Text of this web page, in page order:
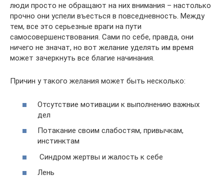
люди просто не обращают на них внимания – настолько
прочно они успели въесться в повседневность. Между
тем, все это серьезные враги на пути
самосовершенствования. Сами по себе, правда, они
ничего не значат, но вот желание уделять им время
может зачеркнуть все благие начинания.
Причин у такого желания может быть несколько:
Отсутствие мотивации к выполнению важных
дел
Потакание своим слабостям, привычкам,
инстинктам
Синдром жертвы и жалость к себе
Лень